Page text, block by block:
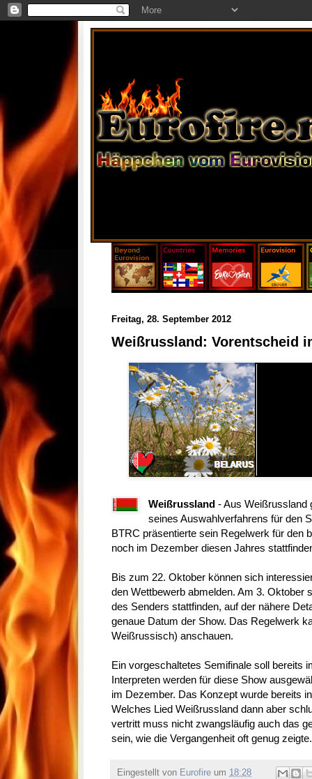
Freitag, 28. September 2012
Weißrussland: Vorentscheid
Weißrussland - Aus Weißrussland
seines Auswahlverfahrens für den
BTRC präsentierte sein Regelwerk für den
noch im Dezember diesen Jahres
Bis zum 22. Oktober können sich
den Wettbewerb abmelden. Am 3. Oktober
des Senders stattfinden, auf der nähere
genaue Datum der Show. Das Regelwerk
Weißrussisch) anschauen.
Ein vorgeschaltetes Semifinale soll bereits
Interpreten werden für diese Show
im Dezember. Das Konzept wurde bereits
Welches Lied Weißrussland dann aber
vertritt muss nicht zwangsläufig auch das
sein, wie die Vergangenheit oft genug zeigte.
Eingestellt von Eurofire um 18:28